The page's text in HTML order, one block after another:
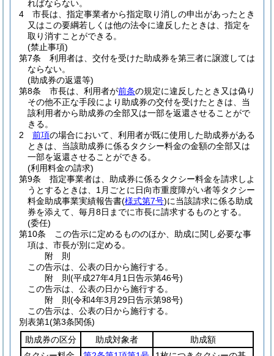
ればならない。
4
市長は、指定事業者から指定取り消しの申出があったとき
又はこの要綱若しくは他の法令に違反したときは、指定を
取り消すことができる。
(禁止事項)
第7条
利用者は、交付を受けた助成券を第三者に譲渡しては
ならない。
(助成券の返還等)
第8条
市長は、利用者が前条の規定に違反したとき又は偽り
その他不正な手段により助成券の交付を受けたときは、当
該利用者から助成券の全部又は一部を返還させることがで
きる。
2
前項の場合において、利用者が既に使用した助成券がある
ときは、当該助成券に係るタクシー料金の金額の全部又は
一部を返還させることができる。
(利用料金の請求)
第9条
指定事業者は、助成券に係るタクシー料金を請求しよ
うとするときは、1月ごとに日向市重度障がい者等タクシー
料金助成事業実績報告書(様式第7号)に当該請求に係る助成
券を添えて、毎月8日までに市長に請求するものとする。
(委任)
第10条
この告示に定めるもののほか、助成に関し必要な事
項は、市長が別に定める。
附 則
この告示は、公表の日から施行する。
附 則(平成27年4月1日告示第46号)
この告示は、公表の日から施行する。
附 則(令和4年3月29日告示第98号)
この告示は、公表の日から施行する。
別表第1(第3条関係)
助成券の区分
助成対象者
助成額